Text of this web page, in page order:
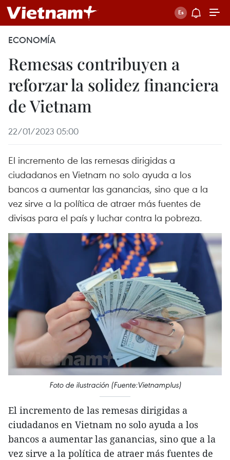
ECONOMÍA
Remesas contribuyen a
reforzar la solidez financiera
de Vietnam
22/01/2023 05:00
El incremento de las remesas dirigidas a
ciudadanos en Vietnam no solo ayuda a los
bancos a aumentar las ganancias, sino que a la
vez sirve a la política de atraer más fuentes de
divisas para el país y luchar contra la pobreza.
Foto de ilustración (Fuente:Vietnamplus)
El incremento de las remesas dirigidas a
ciudadanos en Vietnam no solo ayuda a los
bancos a aumentar las ganancias, sino que a la
vez sirve a la política de atraer más fuentes de